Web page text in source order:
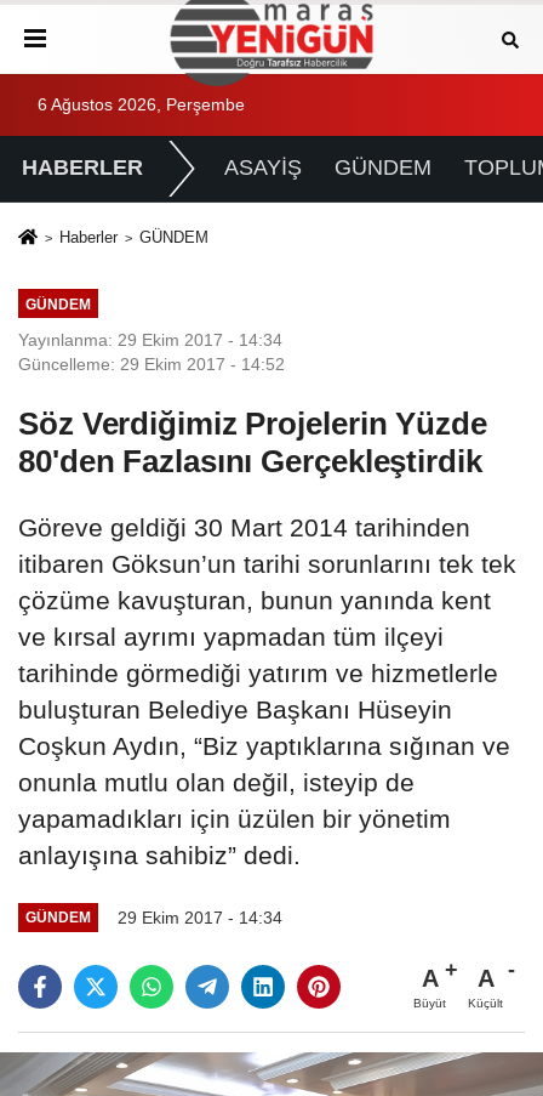
6 Ağustos 2026, Perşembe
HABERLER ASAYİŞ GÜNDEM
Haberler GÜNDEM
GÜNDEM
Yayınlanma: 29 Ekim 2017 - 14:34
Güncelleme: 29 Ekim 2017 - 14:52
Söz Verdiğimiz Projelerin Yüzde
80'den Fazlasını Gerçekleştirdik
Göreve geldiği 30 Mart 2014 tarihinden
itibaren Göksun’un tarihi sorunlarını tek tek
çözüme kavuşturan, bunun yanında kent
ve kırsal ayrımı yapmadan tüm ilçeyi
tarihinde görmediği yatırım ve hizmetlerle
buluşturan Belediye Başkanı Hüseyin
Coşkun Aydın, “Biz yaptıklarına sığınan ve
onunla mutlu olan değil, isteyip de
yapamadıkları için üzülen bir yönetim
anlayışına sahibiz” dedi.
GÜNDEM 29 Ekim 2017 - 14:34
A
Büyüt
A
Küçült